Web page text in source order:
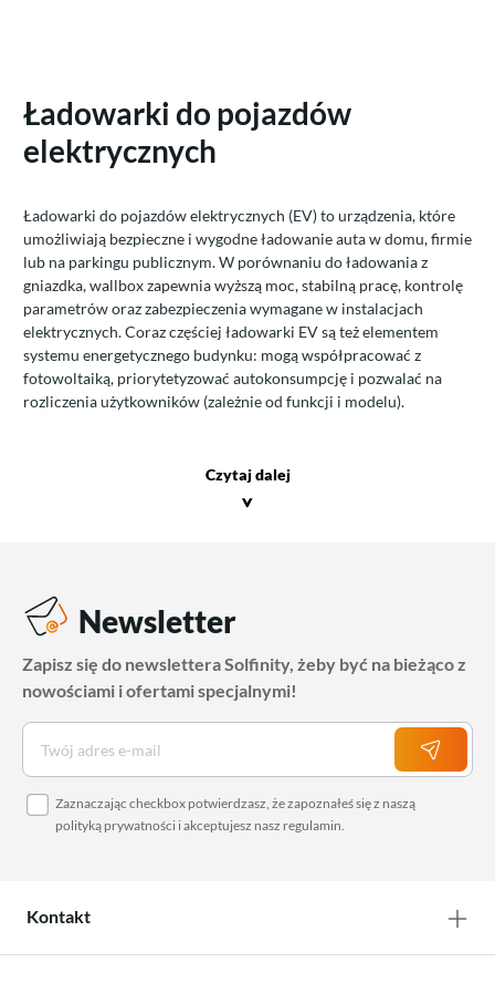
Ładowarki do pojazdów
elektrycznych
Ładowarki do pojazdów elektrycznych (EV) to urządzenia, które
umożliwiają bezpieczne i wygodne ładowanie auta w domu, firmie
lub na parkingu publicznym. W porównaniu do ładowania z
gniazdka, wallbox zapewnia wyższą moc, stabilną pracę, kontrolę
parametrów oraz zabezpieczenia wymagane w instalacjach
elektrycznych. Coraz częściej ładowarki EV są też elementem
systemu energetycznego budynku: mogą współpracować z
fotowoltaiką, priorytetyzować autokonsumpcję i pozwalać na
rozliczenia użytkowników (zależnie od funkcji i modelu).
Czytaj dalej
>
Newsletter
Zapisz się do newslettera Solfinity, żeby być na bieżąco z
nowościami i ofertami specjalnymi!
Zaznaczając checkbox potwierdzasz, że zapoznałeś się z naszą
polityką prywatności i akceptujesz nasz regulamin.
Kontakt